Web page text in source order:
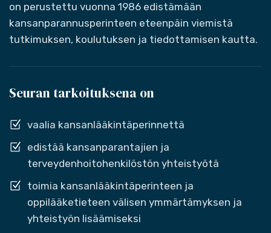
on perustettu vuonna 1986 edistämään
kansanparannusperinteen eteenpäin viemistä
tutkimuksen, koulutuksen ja tiedottamisen kautta.
Seuran tarkoituksena on
vaalia kansanlääkintäperinnettä
edistää kansanparantajien ja
terveydenhoitohenkilöstön yhteistyötä
toimia kansanlääkintäperinteen ja
oppilääketieteen välisen ymmärtämyksen ja
yhteistyön lisäämiseksi